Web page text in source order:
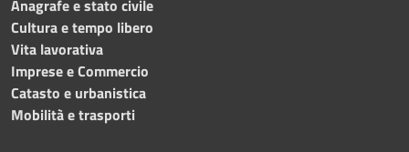
Anagrafe e stato civile
Cultura e tempo libero
Vita lavorativa
Imprese e Commercio
Catasto e urbanistica
Mobilità e trasporti